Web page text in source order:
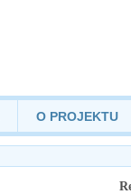
O PROJEKTU